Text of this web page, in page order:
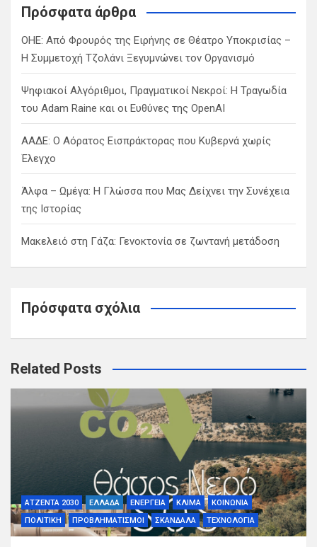
c
Πρόσφατα άρθρα
ΟΗΕ: Από Φρουρός της Ειρήνης σε Θέατρο Υποκρισίας –
Η Συμμετοχή Τζολάνι Ξεγυμνώνει τον Οργανισμό
Ψηφιακοί Αλγόριθμοι, Πραγματικοί Νεκροί: Η Τραγωδία
του Adam Raine και οι Ευθύνες της OpenAI
ΑΑΔΕ: Ο Αόρατος Εισπράκτορας που Κυβερνά χωρίς
Έλεγχο
Άλφα – Ωμέγα: Η Γλώσσα που Μας Δείχνει την Συνέχεια
της Ιστορίας
Μακελειό στη Γάζα: Γενοκτονία σε ζωντανή μετάδοση
Πρόσφατα σχόλια
Related Posts
ΑΤΖΕΝΤΑ 2030 ΕΛΛΑΔΑ ΕΝΕΡΓΕΙΑ ΚΛΙΜΑ
ΚΟΙΝΩΝΙΑ
ΠΟΛΙΤΙΚΗ
ΠΡΟΒΛΗΜΑΤΙΣΜΟΙ ΣΚΑΝΔΑΛΑ ΤΕΧΝΟΛΟΓΙΑ